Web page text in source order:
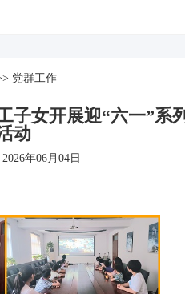
党群工作
子女开展迎“六一”系
动
年06月04日